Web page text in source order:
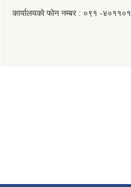
कार्यालयकाे फाेन नम्बर : ०९१ -४०११०१